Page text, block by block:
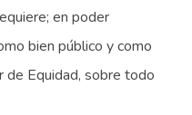
en poder
bien público y como
de Equidad, sobre todo